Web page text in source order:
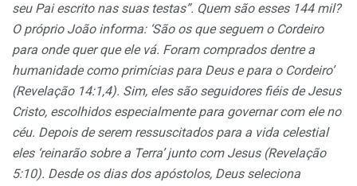
seu Pai escrito nas suas testas”. Quem são esses 144 mil?
O próprio João informa: ‘São os que seguem o Cordeiro
para onde quer que ele vá. Foram comprados dentre a
humanidade como primícias para Deus e para o Cordeiro’
(Revelação 14:1,4). Sim, eles são seguidores fiéis de Jesus
Cristo, escolhidos especialmente para governar com ele no
céu. Depois de serem ressuscitados para a vida celestial
eles ‘reinarão sobre a Terra’ junto com Jesus (Revelação
5:10). Desde os dias dos apóstolos, Deus seleciona